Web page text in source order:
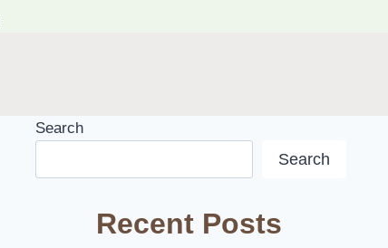
Search
Search
Recent Posts